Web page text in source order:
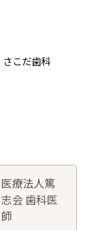
こだ歯科
医療法人篤
志会 歯科医
師